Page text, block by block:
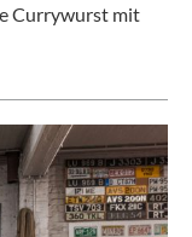
Currywurst mit